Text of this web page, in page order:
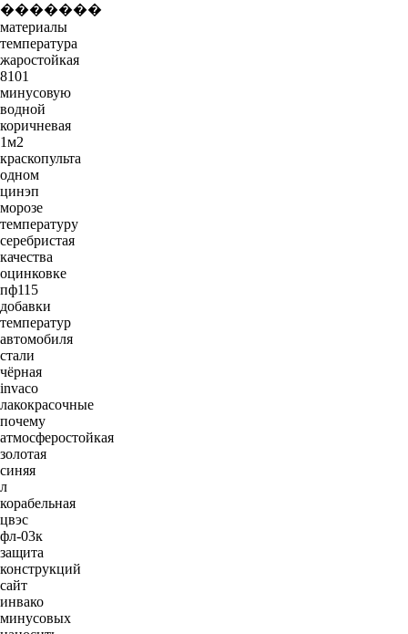
�������
материалы
температура
жаростойкая
8101
минусовую
водной
коричневая
1м2
краскопульта
одном
цинэп
морозе
температуру
серебристая
качества
оцинковке
пф115
добавки
температур
автомобиля
стали
чёрная
invaco
лакокрасочные
почему
атмосферостойкая
золотая
синяя
л
корабельная
цвэс
фл-03к
защита
конструкций
сайт
инвако
минусовых